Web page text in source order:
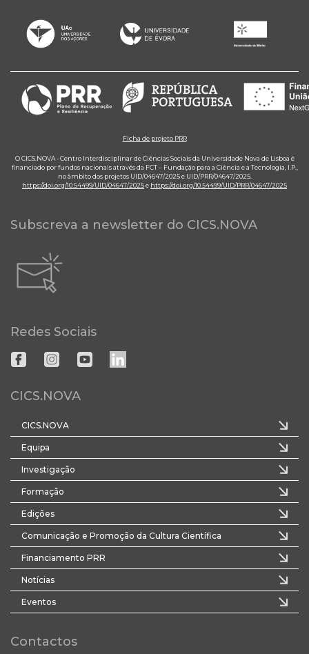
Ficha de projeto PRR
O CICS.NOVA - Centro Interdisciplinar de Ciências Sociais da Universidade Nova de Lisboa é
financiado por fundos nacionais através da FCT – Fundação para a Ciência e a Tecnologia, I.P.,
no âmbito dos projetos UID/04647/2025 e UID/PRR/04647/2025.
https://doi.org/10.54499/UID/04647/2025e https://doi.org/10.54499/UID/PRR/04647/2025
Subscreva a newsletter do CICS.NOVA
Redes Sociais
CICS.NOVA
CICS.NOVA
Equipa
Investigação
Formação
Edições
Comunicação e Promoção da Cultura Científica
Financiamento PRR
Notícias
Eventos
Contactos